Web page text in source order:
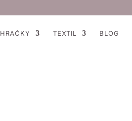
HRAČKY TEXTIL BLOG